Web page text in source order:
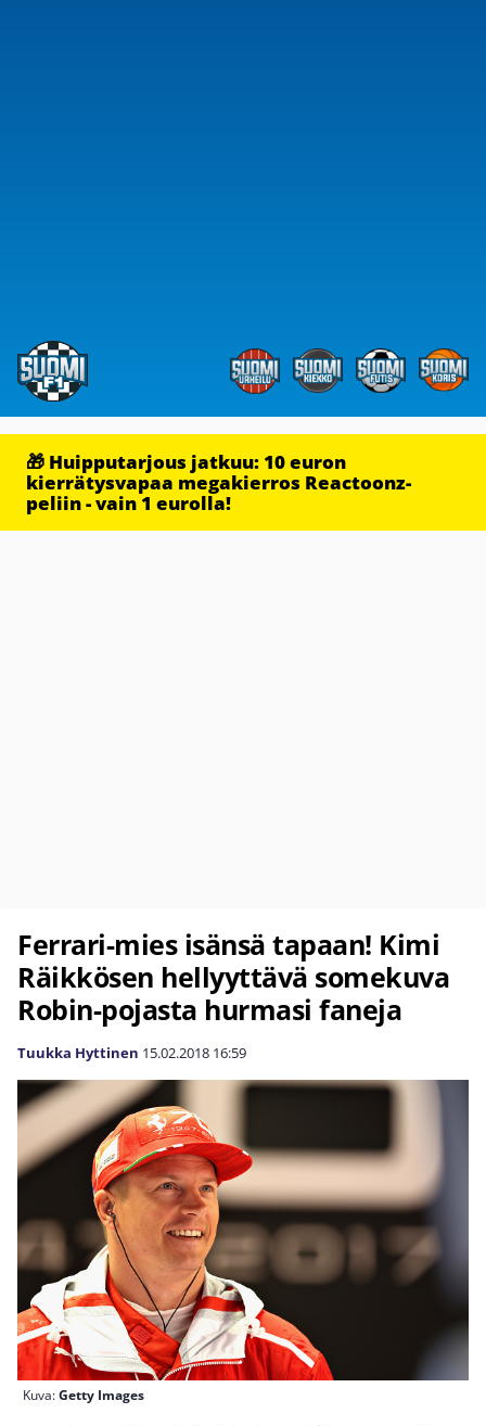
🎁 Huipputarjous jatkuu: 10 euron
kierrätysvapaa megakierros Reactoonz-
peliin - vain 1 eurolla!
Ferrari-mies isänsä tapaan! Kimi
Räikkösen hellyyttävä somekuva
Robin-pojasta hurmasi faneja
Tuukka Hyttinen 15.02.2018 16:59
Kuva:Getty Images